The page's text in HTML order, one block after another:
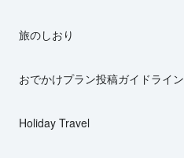
旅のしおり
おでかけプラン投稿ガイドライン
Holiday Travel